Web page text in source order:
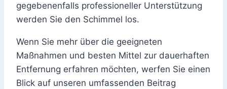
gegebenenfalls professioneller Unterstützung
werden Sie den Schimmel los.
Wenn Sie mehr über die geeigneten
Maßnahmen und besten Mittel zur dauerhaften
Entfernung erfahren möchten, werfen Sie einen
Blick auf unseren umfassenden Beitrag